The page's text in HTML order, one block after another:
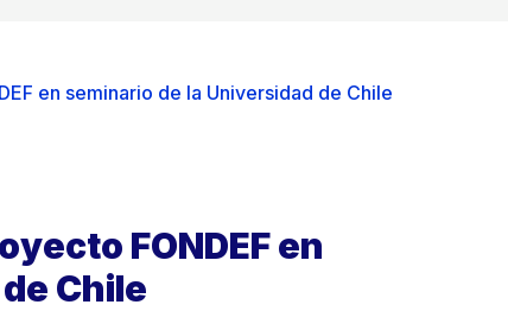
en seminario de la Universidad de Chile
FONDEF en
Chile